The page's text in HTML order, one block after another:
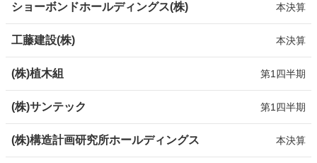
ショーボンドホールディングス(株) 本決算
工藤建設(株) 本決算
(株)植木組 第1四半期
(株)サンテック 第1四半期
(株)構造計画研究所ホールディングス 本決算